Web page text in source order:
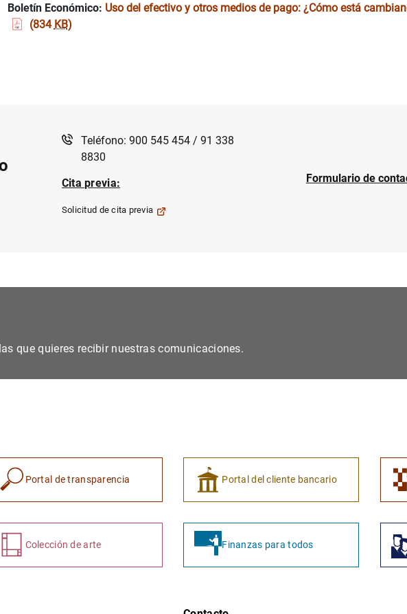
Boletín Económico: Uso del efectivo y otros medios de pago: ¿Cómo está
(834 KB)
Teléfono: 900 545 454 / 91 338
8830
Cita previa:
Solicitud de cita previa
Formulario de
que quieres recibir nuestras comunicaciones.
Portal de transparencia Portal del cliente bancario
Colección de arte Finanzas para todos